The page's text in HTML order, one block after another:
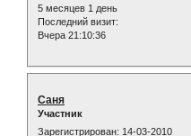
5 месяцев 1 день
Последний визит:
Вчера 21:10:36
Саня
Участник
Зарегистрирован: 14-03-2010